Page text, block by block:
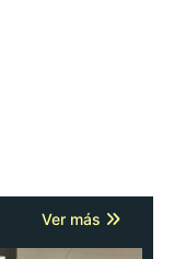
Ver más